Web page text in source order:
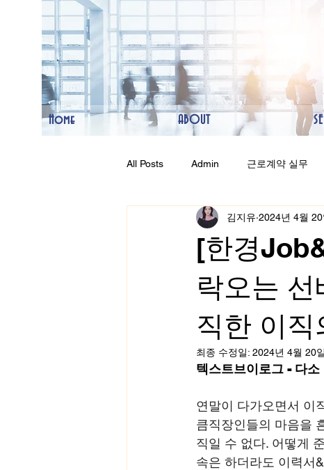
Home ABOUT
All Posts Admin 근로계약 실무
2026 개정 노동법 아시아 노무 비
[한경
락오는
직한 이
김지유 2024년 4월 20
최종 수정일: 2024년 4월 20일
텍스트브이로그 - 다
연말이 다가오면서 이
큼직장인들의 마음을
직일 수 없다. 어떻게
속은 하더라도 이력서